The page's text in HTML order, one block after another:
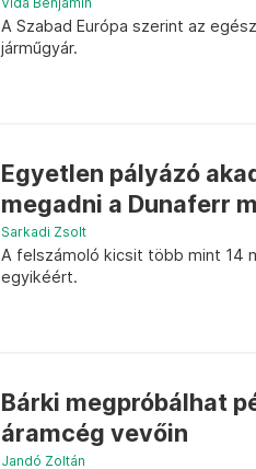
A Szabad Európa szerint az
járműgyár.
Egyetlen pályázó
megadni a Dunaferr
Sarkadi Zsolt
A felszámoló kicsit több mint 14
egyikéért.
Bárki megpróbálhat
áramcég vevőin
Jandó Zoltán